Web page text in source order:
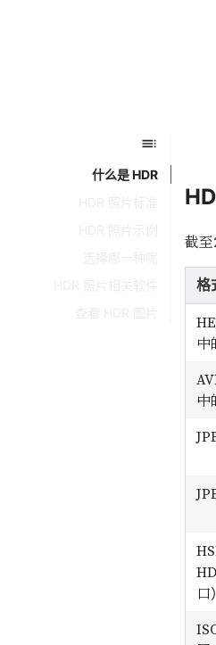
什么是 HDR
截
格
中
中
口）